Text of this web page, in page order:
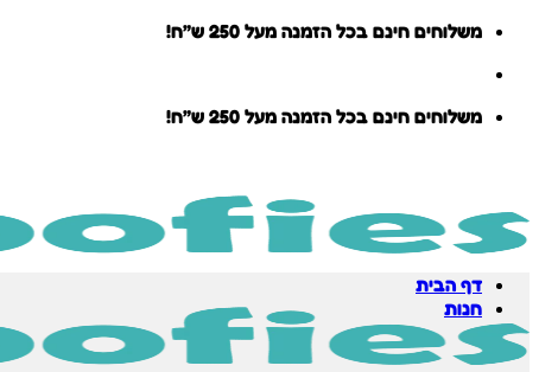
Skip
content
משלוחים חינם בכל הזמנה מעל 250 ש״ח!
משלוחים חינם בכל הזמנה מעל 250 ש״ח!
דף הבית
חנות